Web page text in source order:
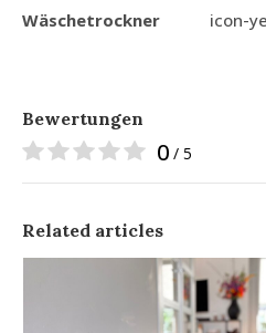
Wäschetrockner
icon-
Bewertungen
0 / 5
Related articles